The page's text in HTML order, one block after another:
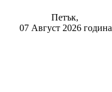
Петък,
07 Август 2026 година